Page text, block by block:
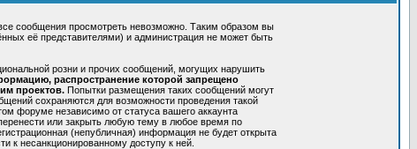
сообщения просмотреть невозможно. Таким образом вы
её представителями) и администрация не может быть
розни и прочих сообщений, могущих нарушить
распространение которой запрещено
проектов.Попытки размещения таких сообщений могут
сохраняются для возможности проведения такой
форуме независимо от статуса вашего аккаунта
или закрыть любую тему в любое время по
(непубличная) информация не будет открыта
к несанкционированному доступу к ней.